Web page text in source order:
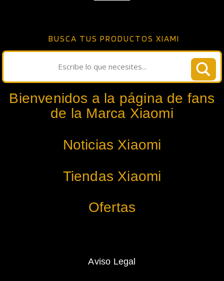
BUSCA TUS PRODUCTOS XIAMI
Bienvenidos a la página de fans
de la Marca Xiaomi
Noticias Xiaomi
Tiendas Xiaomi
Ofertas
Aviso Legal